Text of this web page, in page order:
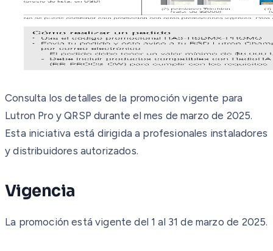
Consulta los detalles de la promoción vigente para
Lutron Pro y QRSP durante el mes de marzo de 2025.
Esta iniciativa está dirigida a profesionales instaladores
y distribuidores autorizados.
Vigencia
La promoción está vigente del 1 al 31 de marzo de 2025.